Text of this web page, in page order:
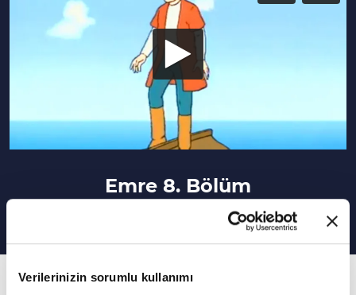
Verilerinizin sorumlu kullanımı
Emre 8. Bölüm
8. Bölüm